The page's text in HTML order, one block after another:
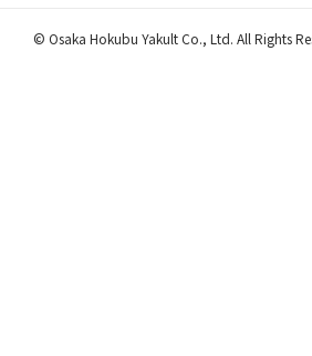
© Osaka Hokubu Yakult Co., Ltd. All Rights